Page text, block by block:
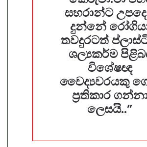
සහරාන්ට
දුන්නේ
තවදුරටත්
ශල්‍යකර්ම
විශේෂඥ
වෛද්‍යවරයකු
ප්‍රතිකාර
ලෙසයි..”